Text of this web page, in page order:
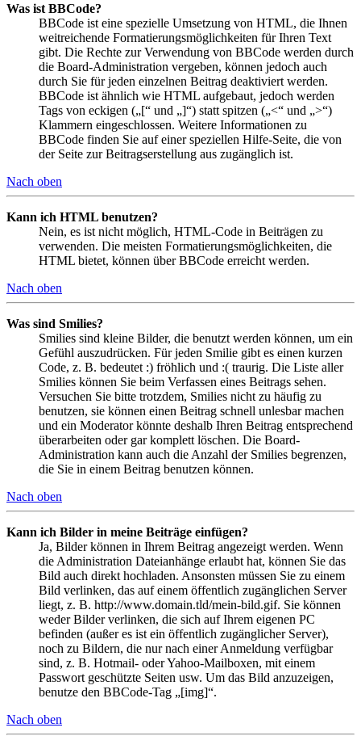
Was ist BBCode?
BBCode ist eine spezielle Umsetzung von HTML, die Ihnen
weitreichende Formatierungsmöglichkeiten für Ihren Text
gibt. Die Rechte zur Verwendung von BBCode werden durch
die Board-Administration vergeben, können jedoch auch
durch Sie für jeden einzelnen Beitrag deaktiviert werden.
BBCode ist ähnlich wie HTML aufgebaut, jedoch werden
Tags von eckigen („[“ und „]“) statt spitzen („<“ und „>“)
Klammern eingeschlossen. Weitere Informationen zu
BBCode finden Sie auf einer speziellen Hilfe-Seite, die von
der Seite zur Beitragserstellung aus zugänglich ist.
Nach oben
Kann ich HTML benutzen?
Nein, es ist nicht möglich, HTML-Code in Beiträgen zu
verwenden. Die meisten Formatierungsmöglichkeiten, die
HTML bietet, können über BBCode erreicht werden.
Nach oben
Was sind Smilies?
Smilies sind kleine Bilder, die benutzt werden können, um ein
Gefühl auszudrücken. Für jeden Smilie gibt es einen kurzen
Code, z. B. bedeutet :) fröhlich und :( traurig. Die Liste aller
Smilies können Sie beim Verfassen eines Beitrags sehen.
Versuchen Sie bitte trotzdem, Smilies nicht zu häufig zu
benutzen, sie können einen Beitrag schnell unlesbar machen
und ein Moderator könnte deshalb Ihren Beitrag entsprechend
überarbeiten oder gar komplett löschen. Die Board-
Administration kann auch die Anzahl der Smilies begrenzen,
die Sie in einem Beitrag benutzen können.
Nach oben
Kann ich Bilder in meine Beiträge einfügen?
Ja, Bilder können in Ihrem Beitrag angezeigt werden. Wenn
die Administration Dateianhänge erlaubt hat, können Sie das
Bild auch direkt hochladen. Ansonsten müssen Sie zu einem
Bild verlinken, das auf einem öffentlich zugänglichen Server
liegt, z. B. http://www.domain.tld/mein-bild.gif. Sie können
weder Bilder verlinken, die sich auf Ihrem eigenen PC
befinden (außer es ist ein öffentlich zugänglicher Server),
noch zu Bildern, die nur nach einer Anmeldung verfügbar
sind, z. B. Hotmail- oder Yahoo-Mailboxen, mit einem
Passwort geschützte Seiten usw. Um das Bild anzuzeigen,
benutze den BBCode-Tag „[img]“.
Nach oben